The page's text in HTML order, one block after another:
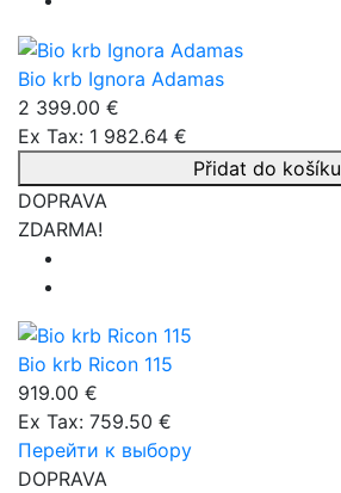
Bio krb Ignora Adamas
2 399.00 €
Ex Tax: 1 982.64 €
Přidat do košíku
DOPRAVA
ZDARMA!
Bio krb Ricon 115
919.00 €
Ex Tax: 759.50 €
Перейти к выбору
DOPRAVA